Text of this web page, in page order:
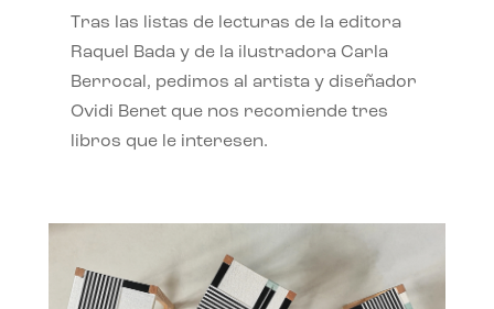
Tras las listas de lecturas de la editora
Raquel Bada y de la ilustradora Carla
Berrocal, pedimos al artista y diseñador
Ovidi Benet que nos recomiende tres
libros que le interesen.